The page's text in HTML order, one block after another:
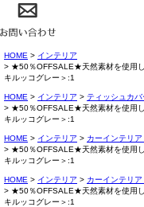
HOME
インテリア
★50％OFFSALE★天然素材を使用
キルッコグレー＞:1
HOME インテリア
ティッシュカバ
★50％OFFSALE★天然素材を使用
キルッコグレー＞:1
HOME インテリア
カーインテリア
★50％OFFSALE★天然素材を使用
キルッコグレー＞:1
HOME インテリア カーインテリア
★50％OFFSALE★天然素材を使用
キルッコグレー＞:1